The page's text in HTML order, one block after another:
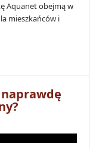
Aquanet obejmą w
mieszkańców i